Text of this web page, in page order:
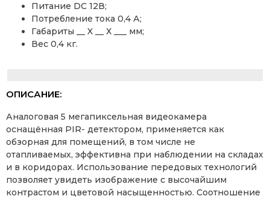
Питание DC 12В;
Потребление тока 0,4 А;
Габариты __ X __ Х ___ мм;
Вес 0,4 кг.
ОПИСАНИЕ:
Аналоговая 5 мегапиксельная видеокамера
оснащённая PIR- детектором, применяется как
обзорная для помещений, в том числе не
отапливаемых, эффективна при наблюдении на складах
и в коридорах. Использование передовых технологий
позволяет увидеть изображение с высочайшим
контрастом и цветовой насыщенностью. Соотношение